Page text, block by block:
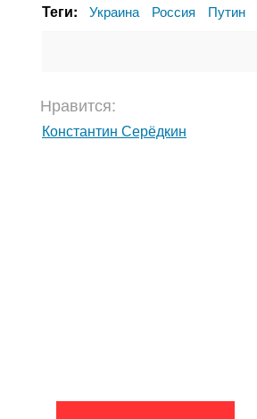
Теги:
Украина Россия Путин
Нравится:
Константин Серёдкин